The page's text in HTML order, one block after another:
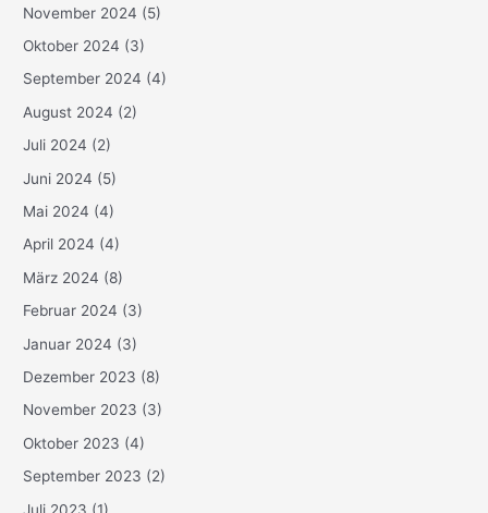
November 2024 (5)
Oktober 2024 (3)
September 2024 (4)
August 2024 (2)
Juli 2024 (2)
Juni 2024 (5)
Mai 2024 (4)
April 2024 (4)
März 2024 (8)
Februar 2024 (3)
Januar 2024 (3)
Dezember 2023 (8)
November 2023 (3)
Oktober 2023 (4)
September 2023 (2)
Juli 2023 (1)